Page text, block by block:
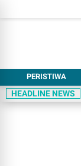
PERISTIWA
HEADLINE NEWS